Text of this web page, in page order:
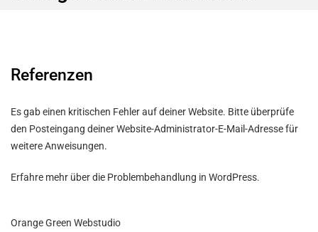
Referenzen
Es gab einen kritischen Fehler auf deiner Website. Bitte überprüfe
den Posteingang deiner Website-Administrator-E-Mail-Adresse für
weitere Anweisungen.
Erfahre mehr über die Problembehandlung in WordPress.
Orange Green Webstudio